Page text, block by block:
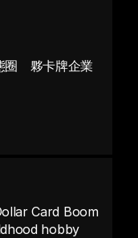
　夥卡牌企業
Card Boom
hobby